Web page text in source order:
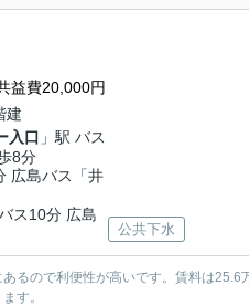
益費20,000円
建
入口 」駅 バス
8分
広島バス「井
ス10分 広島
公共下水
るので利便性が高いです。賃料は25.6
す。